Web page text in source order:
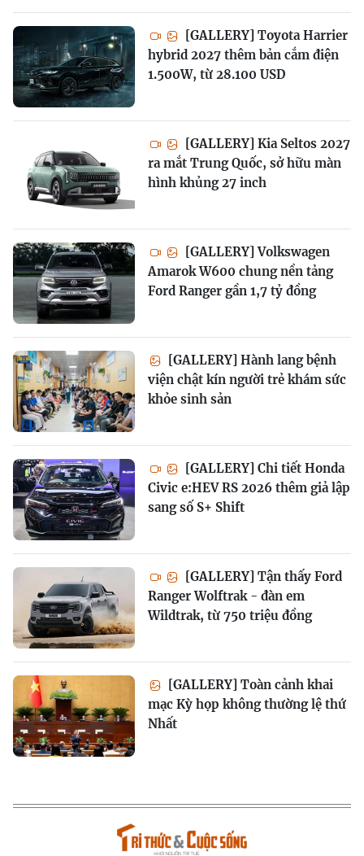
[GALLERY] Toyota Harrier
hybrid 2027 thêm bản cắm điện
1.500W, từ 28.100 USD
[GALLERY] Kia Seltos 2027
ra mắt Trung Quốc, sở hữu màn
hình khủng 27 inch
[GALLERY] Volkswagen
Amarok W600 chung nền tảng
Ford Ranger gần 1,7 tỷ đồng
[GALLERY] Hành lang bệnh
viện chật kín người trẻ khám sức
khỏe sinh sản
[GALLERY] Chi tiết Honda
Civic e:HEV RS 2026 thêm giả lập
sang số S+ Shift
[GALLERY] Tận thấy Ford
Ranger Wolftrak - đàn em
Wildtrak, từ 750 triệu đồng
[GALLERY] Toàn cảnh khai
mạc Kỳ họp không thường lệ thứ
Nhất